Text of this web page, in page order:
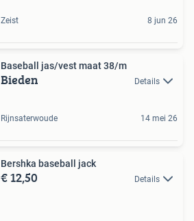
Zeist 8 jun 26
Baseball jas/vest maat 38/m
Bieden Details
Rijnsaterwoude 14 mei 26
Bershka baseball jack
€ 12,50 Details